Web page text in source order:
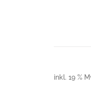
inkl. 19 %